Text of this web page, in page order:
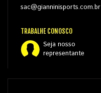
sac@gianninisports.com.br
TRABALHE CONOSCO
Seja nosso
representante